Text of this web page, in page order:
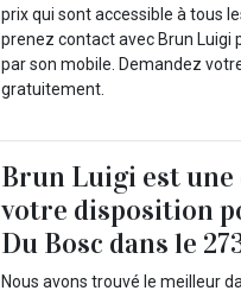
prix qui sont accessible à tous
prenez contact avec Brun Luigi
par son mobile. Demandez
gratuitement.
Brun Luigi est
votre disposition
Du Bosc dans le
Nous avons trouvé le meilleur